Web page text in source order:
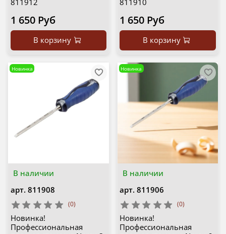
811912
1 650 Руб
В корзину
811910
1 650 Руб
В корзину
В наличии
Новинка
арт. 811908
(0)
Новинка!
Профессиональная
В наличии
Новинка
арт. 811906
(0)
Новинка!
Профессиональная